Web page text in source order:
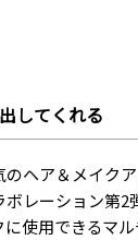
してくれる
のヘア＆メイク
レーション第2
使用できるマ